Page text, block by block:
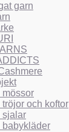
garn
mössor
tröjor och koftor
sjalar
babykläder